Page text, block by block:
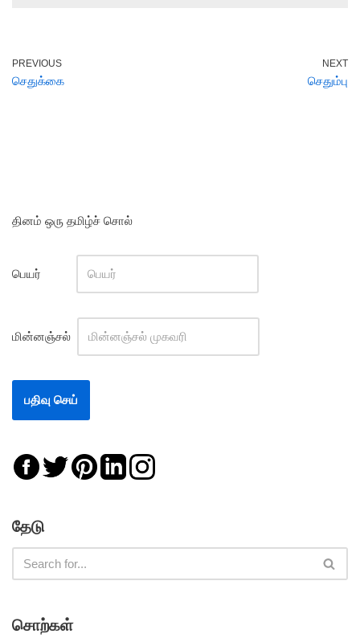
PREVIOUS
செதுக்கை
NEXT
செதும்பு
தினம் ஒரு தமிழ்ச் சொல்
பெயர்
மின்னஞ்சல்
தேடு
சொற்கள்